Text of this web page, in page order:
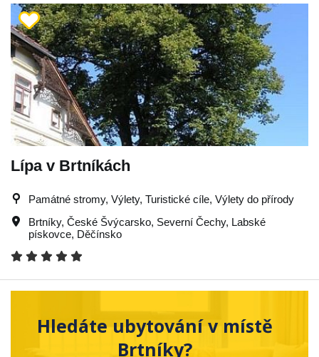
Lípa v Brtníkách
Památné stromy, Výlety, Turistické cíle, Výlety do přírody
Brtníky, České Švýcarsko, Severní Čechy, Labské
pískovce, Děčínsko
Hledáte ubytování v místě
Brtníky?